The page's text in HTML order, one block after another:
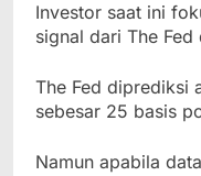
Investor saat ini
signal dari The
The Fed diprediksi
sebesar 25 basis
Namun apabila